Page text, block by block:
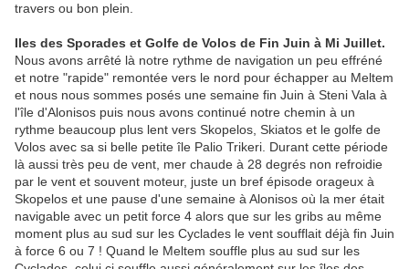
travers ou bon plein.
Iles des Sporades et Golfe de Volos de Fin Juin à Mi Juillet.
Nous avons arrêté là notre rythme de navigation un peu effréné
et notre "rapide" remontée vers le nord pour échapper au Meltem
et nous nous sommes posés une semaine fin Juin à Steni Vala à
l'île d'Alonisos puis nous avons continué notre chemin à un
rythme beaucoup plus lent vers Skopelos, Skiatos et le golfe de
Volos avec sa si belle petite île Palio Trikeri. Durant cette période
là aussi très peu de vent, mer chaude à 28 degrés non refroidie
par le vent et souvent moteur, juste un bref épisode orageux à
Skopelos et une pause d'une semaine à Alonisos où la mer était
navigable avec un petit force 4 alors que sur les gribs au même
moment plus au sud sur les Cyclades le vent soufflait déjà fin Juin
à force 6 ou 7 ! Quand le Meltem souffle plus au sud sur les